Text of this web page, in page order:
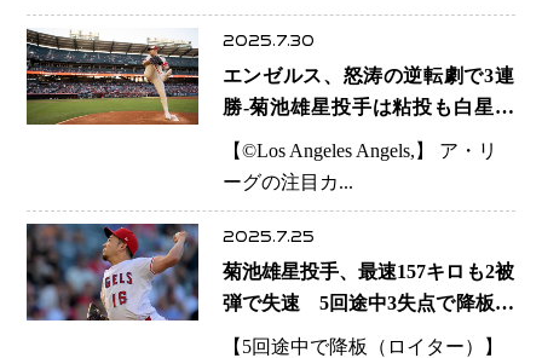
2025.7.30
エンゼルス、怒涛の逆転劇で3連
勝-菊池雄星投手は粘投も白星な
らず 死球めぐり一触即発の場面
【©️Los Angeles Angels,】 ア・リ
ーグの注目カ...
2025.7.25
菊池雄星投手、最速157キロも2被
弾で失速 5回途中3失点で降板、
防御率は3.23に
【5回途中で降板（ロイター）】